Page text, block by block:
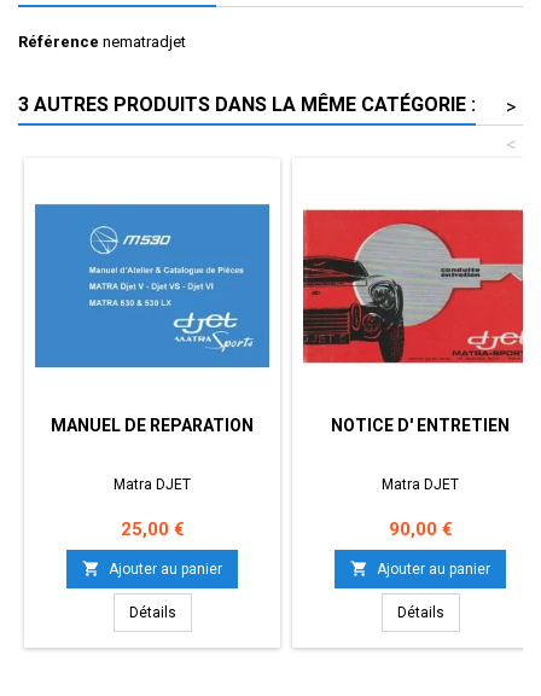
Référence nematradjet
3 AUTRES PRODUITS DANS LA MÊME CATÉGORIE :
>
<
MANUEL DE REPARATION
Matra DJET
Prix
25,00 €
 Ajouter au panier
Détails
NOTICE D' ENTRETIEN
Matra DJET
Prix
90,00 €
 Ajouter au panier
Détails